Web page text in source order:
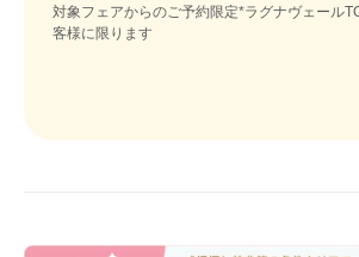
対象フェアからのご予約限定*ラグナヴェール
客様に限ります